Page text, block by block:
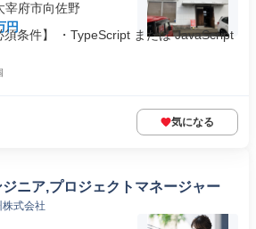
宰府市向佐野
円
条件】 ・TypeScript または JavaScript
気になる
ニア,プロジェクトマネージャー
式会社